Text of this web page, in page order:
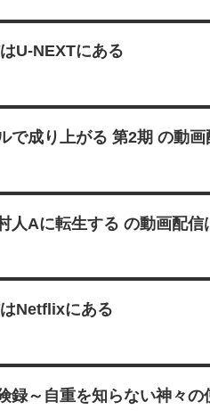
U-NEXTにある
で成り上がる 第2期 の動
人Aに転生する の動画配信
Netflixにある
録～自重を知らない神々